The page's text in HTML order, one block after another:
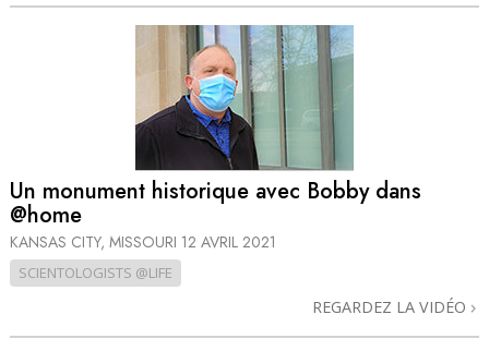
Un monument historique avec Bobby dans
@home
KANSAS CITY, MISSOURI 12 AVRIL 2021
SCIENTOLOGISTS @LIFE
REGARDEZ LA VIDÉO